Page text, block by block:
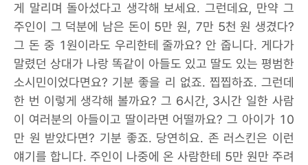
게 말리며 돌아섰다고 생각해 보세요. 그런데요, 만약 그
주인이 그 덕분에 남은 돈이 5만 원, 7만 5천 원 생겼다?
그 돈 중 1원이라도 우리한테 줄까요? 안 줍니다. 게다가
말렸던 상대가 나랑 똑같이 아들도 있고 딸도 있는 평범한
소시민이었다면요? 기분 좋을 리 없죠. 찝찝하죠. 그런데
한 번 이렇게 생각해 볼까요? 그 6시간, 3시간 일한 사람
이 여러분의 아들이고 딸이라면 어떨까요? 그 아이가 10
만 원 받았다면? 기분 좋죠. 당연히요. 존 러스킨은 이런
얘기를 합니다. 주인이 나중에 온 사람한테 5만 원만 주려